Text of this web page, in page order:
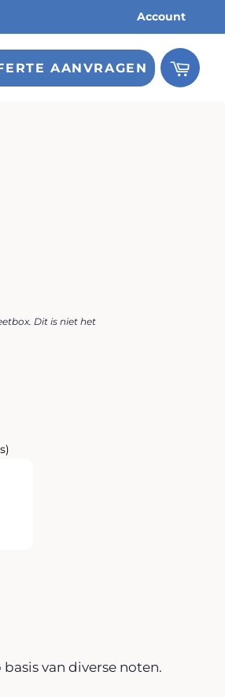
Account
AANVRAGEN
Dit is niet het
van diverse noten.